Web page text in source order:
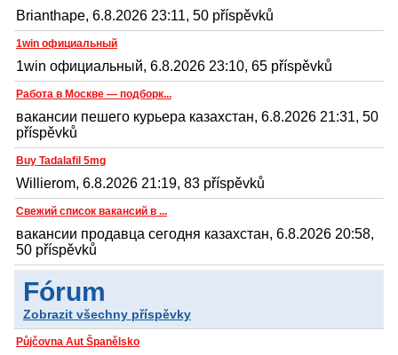
Brianthape, 6.8.2026 23:11, 50 příspěvků
1win официальный
1win официальный, 6.8.2026 23:10, 65 příspěvků
Работа в Москве — подборк...
вакансии пешего курьера казахстан, 6.8.2026 21:31, 50
příspěvků
Buy Tadalafil 5mg
Willierom, 6.8.2026 21:19, 83 příspěvků
Свежий список вакансий в ...
вакансии продавца сегодня казахстан, 6.8.2026 20:58,
50 příspěvků
Fórum
Zobrazit všechny příspěvky
Půjčovna Aut Španělsko